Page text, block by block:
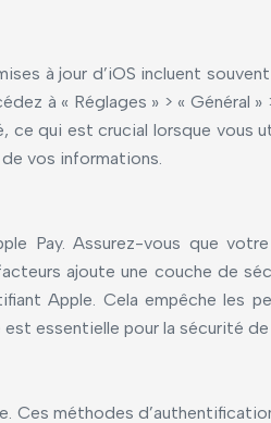
à jour d’iOS incluent
à « Réglages » > « Général
qui est crucial lorsque vous
vos informations.
Pay. Assurez-vous que
ajoute une couche de
Apple. Cela empêche les
essentielle pour la sécurité de
Ces méthodes